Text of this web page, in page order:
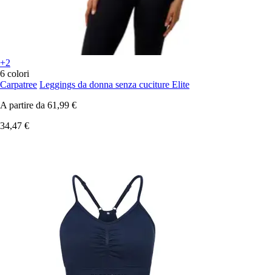
+2
6 colori
Carpatree Leggings da donna senza cuciture Elite
A partire da 61,99 €
34,47 €